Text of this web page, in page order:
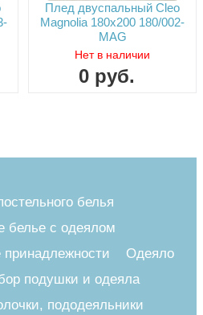
Плед двуспальный Cleo
Magnolia 180х200 180/002-
MAG
Нет в наличии
0 руб.
белья
белье с одеялом
принадлежности
Одеяло
подушки и одеяла
пододеяльники